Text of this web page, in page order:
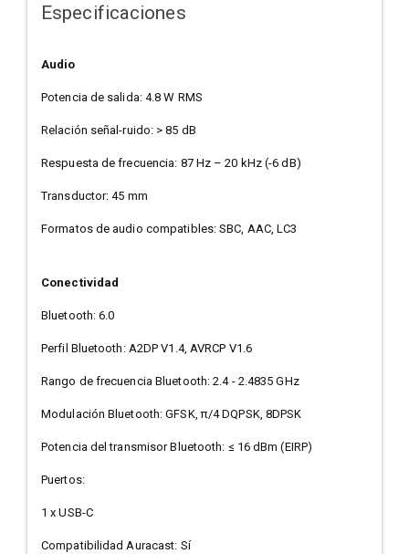
Especificaciones
Audio
Potencia de salida: 4.8 W RMS
Relación señal-ruido: > 85 dB
Respuesta de frecuencia: 87 Hz – 20 kHz (-6 dB)
Transductor: 45 mm
Formatos de audio compatibles: SBC, AAC, LC3
Conectividad
Bluetooth: 6.0
Perfil Bluetooth: A2DP V1.4, AVRCP V1.6
Rango de frecuencia Bluetooth: 2.4 - 2.4835 GHz
Modulación Bluetooth: GFSK, π/4 DQPSK, 8DPSK
Potencia del transmisor Bluetooth: ≤ 16 dBm (EIRP)
Puertos:
1 x USB-C
Compatibilidad Auracast: Sí